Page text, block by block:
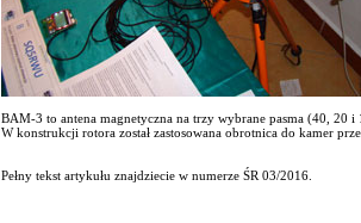
BAM-3 to antena magnetyczna na trzy wybrane pasma (40, 20
W konstrukcji rotora został zastosowana obrotnica do kamer
Pełny tekst artykułu znajdziecie w numerze ŚR 03/2016.